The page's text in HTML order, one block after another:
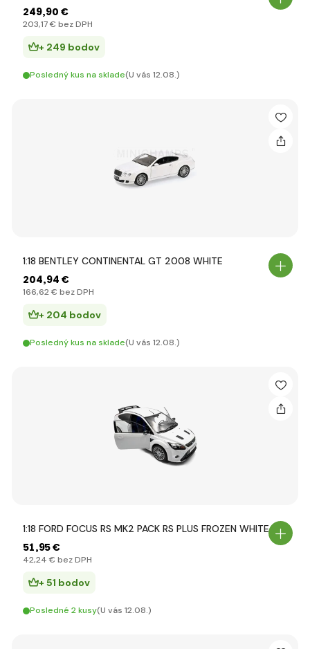
249,90 €
203,17 € bez DPH
+ 249 bodov
Posledný kus na sklade(U vás 12.08.)
1:18 BENTLEY CONTINENTAL GT 2008 WHITE
204,94 €
166,62 € bez DPH
+ 204 bodov
Posledný kus na sklade(U vás 12.08.)
1:18 FORD FOCUS RS MK2 PACK RS PLUS FROZEN WHITE 2
51,95 €
42,24 € bez DPH
+ 51 bodov
Posledné 2 kusy(U vás 12.08.)